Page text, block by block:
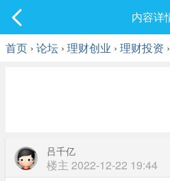
内容详
首页 › 论坛 › 理财创业 › 理财投资
吕千亿
楼主 2022-12-22 19:44